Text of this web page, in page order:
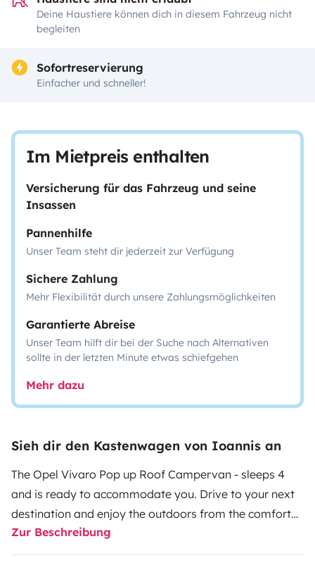
Deine Haustiere können dich in diesem Fahrzeug nicht
begleiten
Sofortreservierung
Einfacher und schneller!
Im Mietpreis enthalten
Versicherung für das Fahrzeug und seine
Insassen
Pannenhilfe
Unser Team steht dir jederzeit zur Verfügung
Sichere Zahlung
Mehr Flexibilität durch unsere Zahlungsmöglichkeiten
Garantierte Abreise
Unser Team hilft dir bei der Suche nach Alternativen
sollte in der letzten Minute etwas schiefgehen
Mehr dazu
Sieh dir den Kastenwagen von Ioannis an
The Opel Vivaro Pop up Roof Campervan - sleeps 4
and is ready to accommodate you. Drive to your next
destination and enjoy the outdoors from the comfort
of our campervan.Let your mythical journey begin!
campervan comes equipped with the following
Zur Beschreibung